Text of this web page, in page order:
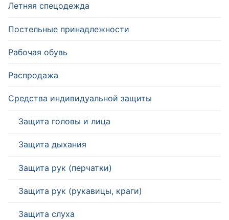
Летняя спецодежда
Постельные принадлежности
Рабочая обувь
Распродажа
Средства индивидуальной защиты
Защита головы и лица
Защита дыхания
Защита рук (перчатки)
Защита рук (рукавицы, краги)
Защита слуха